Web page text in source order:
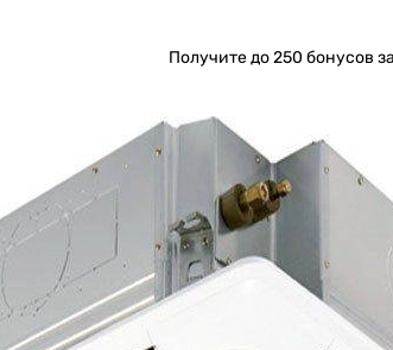
Получитедо 250 бонусов